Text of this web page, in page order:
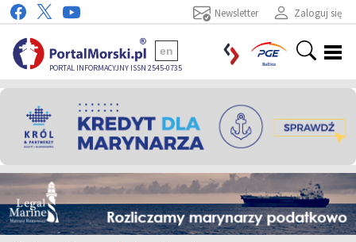
Zaloguj się
Newsletter
PORTAL INFORMACYJNY ISSN 2545-0735
en